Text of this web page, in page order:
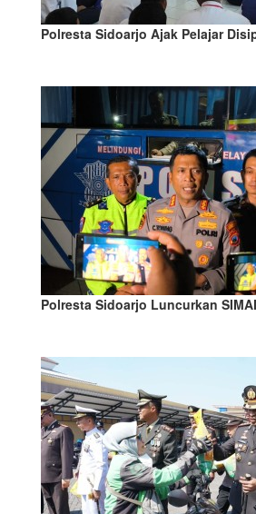
Polresta Sidoarjo Ajak Pelajar
Polresta Sidoarjo Luncurkan